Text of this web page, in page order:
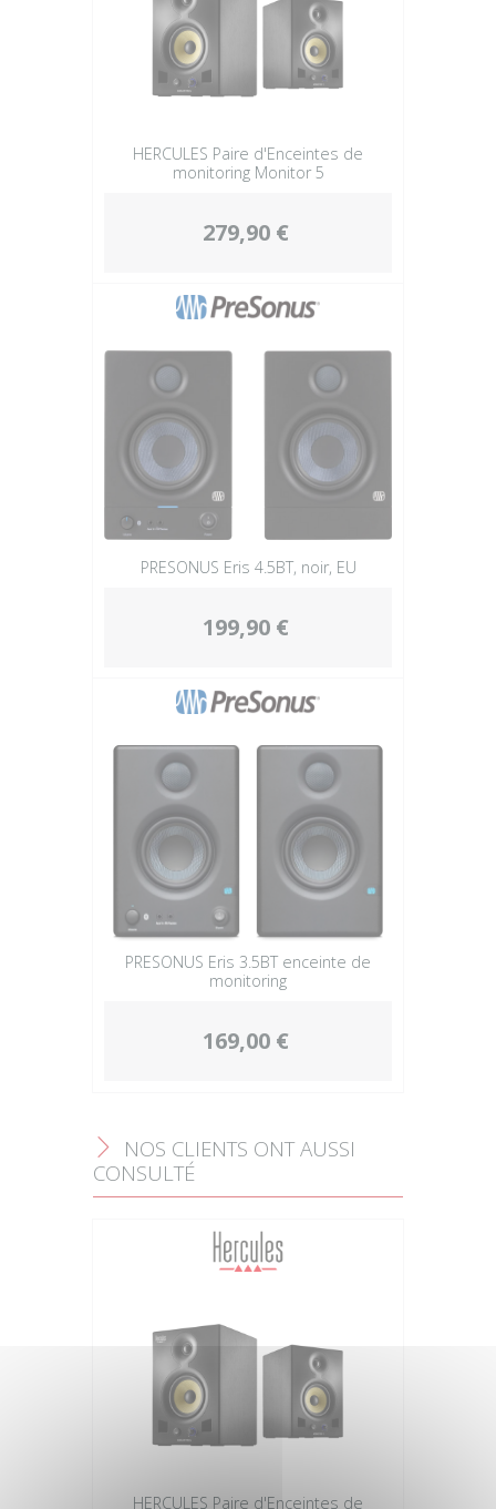
HERCULES Paire d'Enceintes de
monitoring Monitor 5
279,90 €
PRESONUS Eris 4.5BT, noir, EU
199,90 €
PRESONUS Eris 3.5BT enceinte de
monitoring
169,00 €
F
NOS CLIENTS ONT AUSSI
CONSULTÉ
HERCULES Paire d'Enceintes de